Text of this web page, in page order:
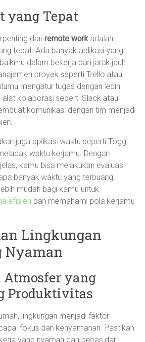
yang Tepat
dariremote workadalah
tepat. Ada banyak aplikasi yang
dalam bekerja dari jarak jauh.
proyek seperti Trello atau
mengatur tugas dengan lebih
alat kolaborasi seperti Slack atau
komunikasi dengan tim menjadi
juga aplikasi waktu seperti Toggl
waktu kerjamu. Dengan
kamu bisa melakukan evaluasi
banyak waktu yang terbuang.
mudah bagi kamu untuk
efisien dan memahami pola kerjamu
Lingkungan
Nyaman
Atmosfer yang
Produktivitas
lingkungan menjadi faktor
fokus dan kenyamanan. Pastikan
yang nyaman dan bebas dari